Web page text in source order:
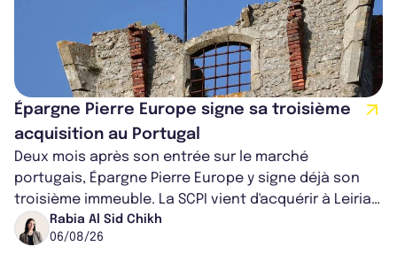
Épargne Pierre Europe signe sa troisième
acquisition au Portugal
Deux mois après son entrée sur le marché
portugais, Épargne Pierre Europe y signe déjà son
troisième immeuble. La SCPI vient d'acquérir à Leiria,
dans le centre du pays, un établis...
Rabia Al Sid Chikh
06/08/26